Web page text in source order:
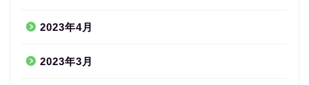
2023年4月
2023年3月